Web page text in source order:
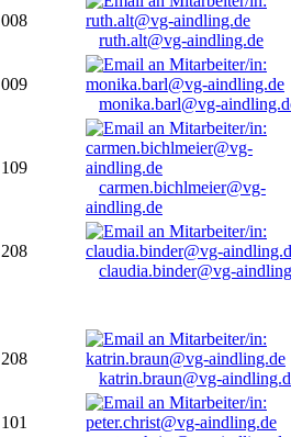
008
ruth.alt@vg-aindling.de
009
monika.barl@vg-
109
carmen.bichlmeier@vg-
aindling.de
208
claudia.binder@vg-
208
katrin.braun@vg-
101